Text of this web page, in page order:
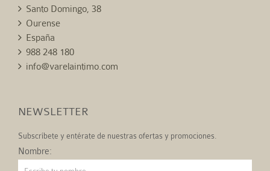
Santo Domingo, 38
Ourense
España
988 248 180
info@varelaintimo.com
NEWSLETTER
Subscríbete y entérate de nuestras ofertas y promociones.
Nombre: